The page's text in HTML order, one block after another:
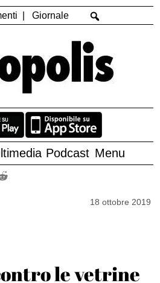
Giornale
Podcast Menu
18 ottobre 2019
le vetrine